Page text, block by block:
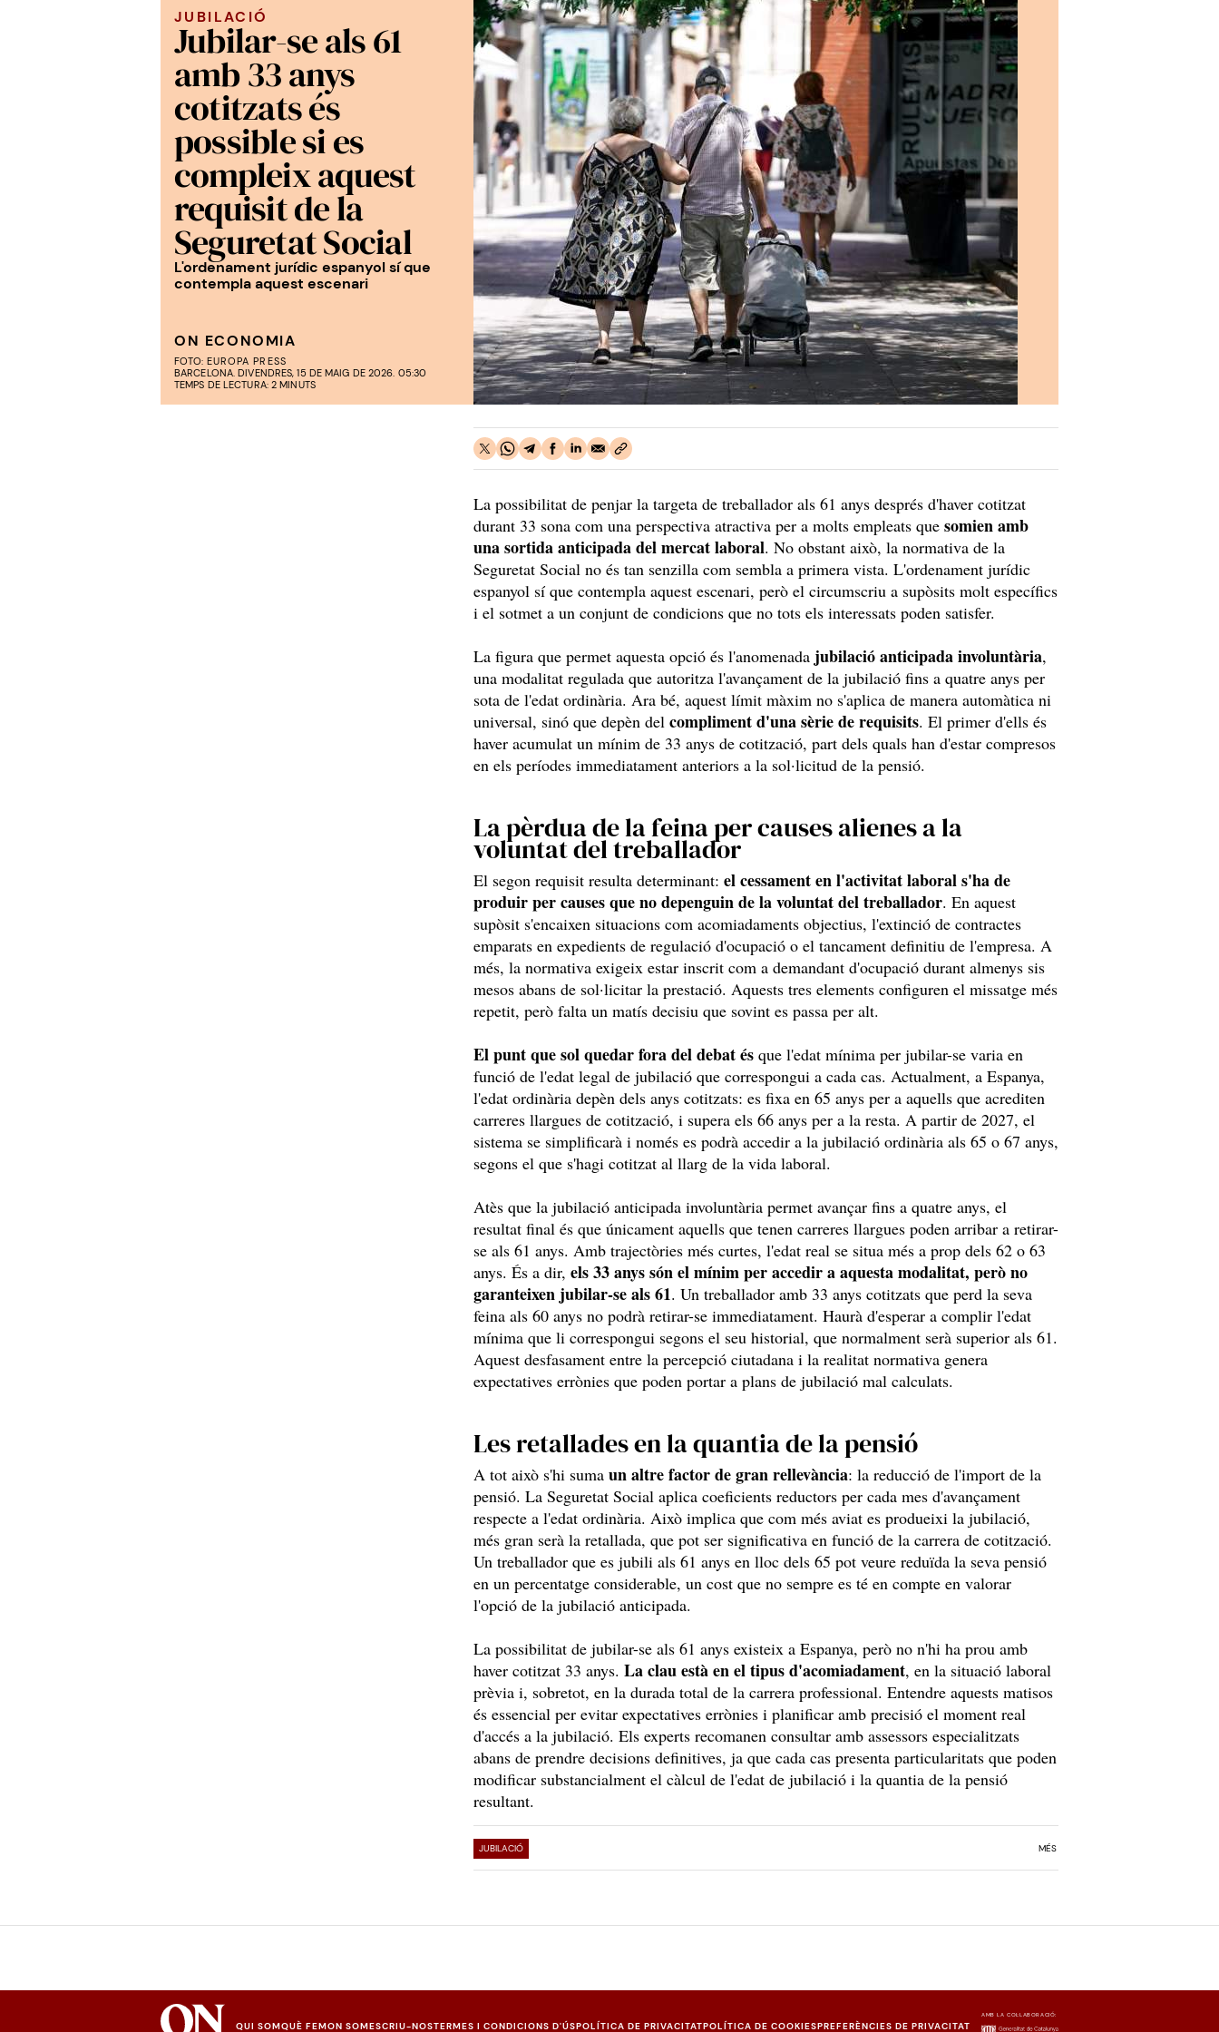
JUBILACIÓ
Jubilar-se als 61
amb 33 anys
cotitzats és
possible si es
compleix aquest
requisit de la
Seguretat Social
L'ordenament jurídic espanyol sí que
contempla aquest escenari
ON ECONOMIA
FOTO: EUROPA PRESS
BARCELONA. DIVENDRES, 15 DE MAIG DE 2026. 05:30
TEMPS DE LECTURA: 2 MINUTS
La possibilitat de penjar la targeta de treballador als 61 anys després d'haver cotitzat
durant 33 sona com una perspectiva atractiva per a molts empleats que somien amb
una sortida anticipada del mercat laboral. No obstant això, la normativa de la
Seguretat Social no és tan senzilla com sembla a primera vista. L'ordenament jurídic
espanyol sí que contempla aquest escenari, però el circumscriu a supòsits molt específics
i el sotmet a un conjunt de condicions que no tots els interessats poden satisfer.
La figura que permet aquesta opció és l'anomenada jubilació anticipada involuntària,
una modalitat regulada que autoritza l'avançament de la jubilació fins a quatre anys per
sota de l'edat ordinària. Ara bé, aquest límit màxim no s'aplica de manera automàtica ni
universal, sinó que depèn del compliment d'una sèrie de requisits. El primer d'ells és
haver acumulat un mínim de 33 anys de cotització, part dels quals han d'estar compresos
en els períodes immediatament anteriors a la sol·licitud de la pensió.
La pèrdua de la feina per causes alienes a la
voluntat del treballador
El segon requisit resulta determinant: el cessament en l'activitat laboral s'ha de
produir per causes que no depenguin de la voluntat del treballador. En aquest
supòsit s'encaixen situacions com acomiadaments objectius, l'extinció de contractes
emparats en expedients de regulació d'ocupació o el tancament definitiu de l'empresa. A
més, la normativa exigeix estar inscrit com a demandant d'ocupació durant almenys sis
mesos abans de sol·licitar la prestació. Aquests tres elements configuren el missatge més
repetit, però falta un matís decisiu que sovint es passa per alt.
El punt que sol quedar fora del debat és que l'edat mínima per jubilar-se varia en
funció de l'edat legal de jubilació que correspongui a cada cas. Actualment, a Espanya,
l'edat ordinària depèn dels anys cotitzats: es fixa en 65 anys per a aquells que acrediten
carreres llargues de cotització, i supera els 66 anys per a la resta. A partir de 2027, el
sistema se simplificarà i només es podrà accedir a la jubilació ordinària als 65 o 67 anys,
segons el que s'hagi cotitzat al llarg de la vida laboral.
Atès que la jubilació anticipada involuntària permet avançar fins a quatre anys, el
resultat final és que únicament aquells que tenen carreres llargues poden arribar a retirar-
se als 61 anys. Amb trajectòries més curtes, l'edat real se situa més a prop dels 62 o 63
anys. És a dir, els 33 anys són el mínim per accedir a aquesta modalitat, però no
garanteixen jubilar-se als 61. Un treballador amb 33 anys cotitzats que perd la seva
feina als 60 anys no podrà retirar-se immediatament. Haurà d'esperar a complir l'edat
mínima que li correspongui segons el seu historial, que normalment serà superior als 61.
Aquest desfasament entre la percepció ciutadana i la realitat normativa genera
expectatives errònies que poden portar a plans de jubilació mal calculats.
Les retallades en la quantia de la pensió
A tot això s'hi suma un altre factor de gran rellevància: la reducció de l'import de la
pensió. La Seguretat Social aplica coeficients reductors per cada mes d'avançament
respecte a l'edat ordinària. Això implica que com més aviat es produeixi la jubilació,
més gran serà la retallada, que pot ser significativa en funció de la carrera de cotització.
Un treballador que es jubili als 61 anys en lloc dels 65 pot veure reduïda la seva pensió
en un percentatge considerable, un cost que no sempre es té en compte en valorar
l'opció de la jubilació anticipada.
La possibilitat de jubilar-se als 61 anys existeix a Espanya, però no n'hi ha prou amb
haver cotitzat 33 anys. La clau està en el tipus d'acomiadament, en la situació laboral
prèvia i, sobretot, en la durada total de la carrera professional. Entendre aquests matisos
és essencial per evitar expectatives errònies i planificar amb precisió el moment real
d'accés a la jubilació. Els experts recomanen consultar amb assessors especialitzats
abans de prendre decisions definitives, ja que cada cas presenta particularitats que poden
modificar substancialment el càlcul de l'edat de jubilació i la quantia de la pensió
resultant.
JUBILACIÓ MÉS
QUI SOMQUÈ FEMON SOMESCRIU-NOSTERMES I CONDICIONS D'ÚSPOLÍTICA DE PRIVACITATPOLÍTICA DE COOKIESPREFERÈNCIES DE PRIVACITAT
AMB LA COL·LABORACIÓ: